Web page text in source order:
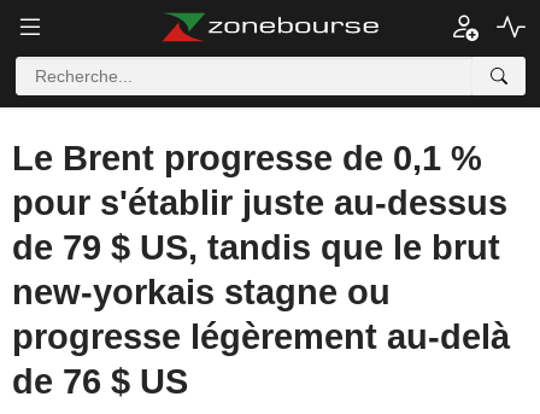
Le Brent progresse de 0,1 %
pour s'établir juste au-dessus
de 79 $ US, tandis que le brut
new-yorkais stagne ou
progresse légèrement au-delà
de 76 $ US